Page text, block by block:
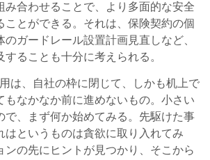
み合わせることで、より多面的な安全
ことができる。それは、保険契約の個
のガードレール設置計画見直しなど、
ることも十分に考えられる。
は、自社の枠に閉じて、しかも机上で
もなかなか前に進めないもの。小さい
で、まず何か始めてみる。先駆けた事
はというものは貪欲に取り入れてみ
ンの先にヒントが見つかり、そこから